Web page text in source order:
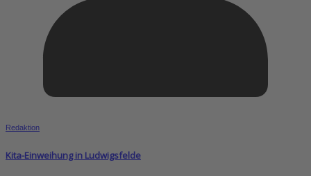
Redaktion
Kita-Einweihung in Ludwigsfelde